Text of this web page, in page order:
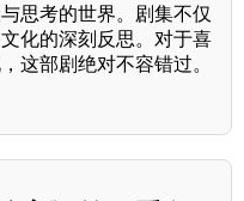
思考的世界。剧集不仅
化的深刻反思。对于喜
这部剧绝对不容错过。